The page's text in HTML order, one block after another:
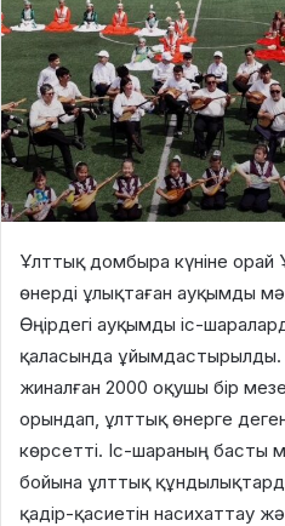
Ұлттық домбыра күніне
өнерді ұлықтаған ауқымды
Өңірдегі ауқымды іс-
қаласында ұйымдастырылды.
жиналған 2000 оқушы бір
орындап, ұлттық өнерге
көрсетті. Іс-шараның басты
бойына ұлттық
қадір-қасиетін насихаттау